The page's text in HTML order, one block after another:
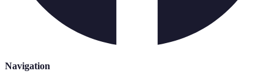
Navigation